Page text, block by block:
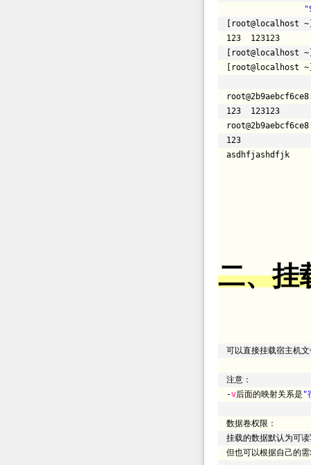
[root@localhost
123 123123
[root@localhost
[root@localhost
123 123123
123
asdhfjashdfjk
二、挂
可以直接挂载宿主机
注意：
-v后面的映射关系是 "
数据卷权限：
挂载的数据默认为可
但也可以根据自己的